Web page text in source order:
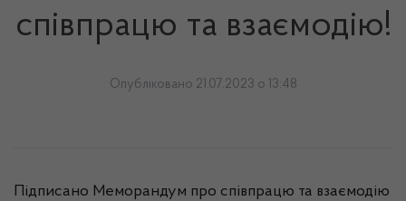
співпрацю та взаємодію!
Опубліковано 21.07.2023 о 13:48
Підписано Меморандум про співпрацю та взаємодію